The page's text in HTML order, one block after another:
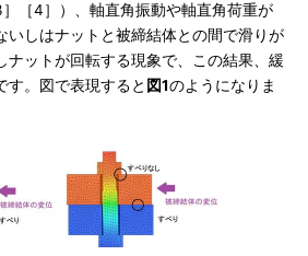
［4］）、軸直角振動や軸直角荷重が
いしはナットと被締結体との間で滑りが
ナットが回転する現象で、この結果、緩
す。図で表現すると 図1のようになりま